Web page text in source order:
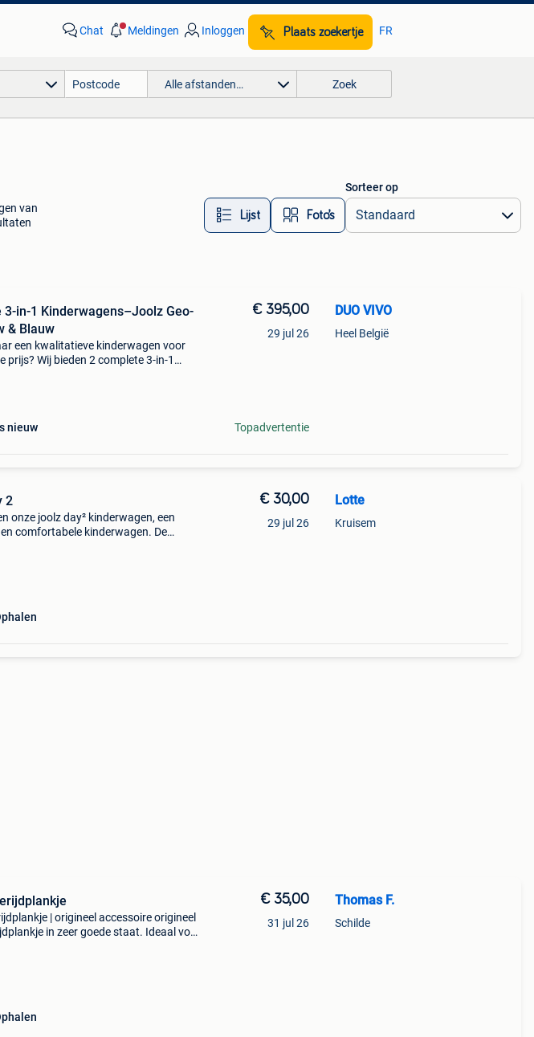
Chat Meldingen Inloggen Plaats zoekertje FR
Alle afstanden… Zoek
van
Lijst Foto’s
Sorteer op
3-in-1 Kinderwagens–Joolz Geo-
& Blauw
een kwalitatieve kinderwagen voor
prijs? Wij bieden 2 complete 3-in-1
nieuw
€ 395,00
29 jul 26
Topadvertentie
DUO VIVO
Heel België
2
onze joolz day² kinderwagen, een
comfortabele kinderwagen. De
€ 30,00
29 jul 26
Lotte
Kruisem
| origineel accessoire origineel
in zeer goede staat. Ideaal voor
€ 35,00
31 jul 26
Thomas F.
Schilde